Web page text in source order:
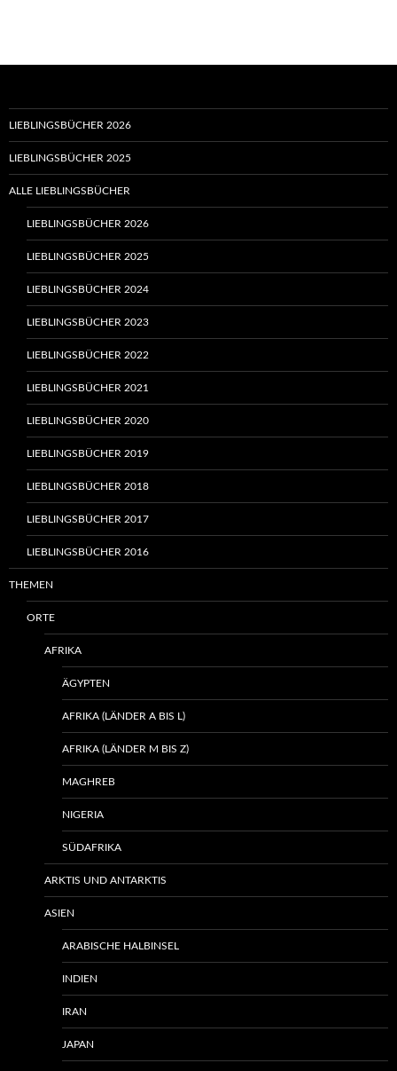
LIEBLINGSBÜCHER 2026
LIEBLINGSBÜCHER 2025
ALLE LIEBLINGSBÜCHER
LIEBLINGSBÜCHER 2026
LIEBLINGSBÜCHER 2025
LIEBLINGSBÜCHER 2024
LIEBLINGSBÜCHER 2023
LIEBLINGSBÜCHER 2022
LIEBLINGSBÜCHER 2021
LIEBLINGSBÜCHER 2020
LIEBLINGSBÜCHER 2019
LIEBLINGSBÜCHER 2018
LIEBLINGSBÜCHER 2017
LIEBLINGSBÜCHER 2016
THEMEN
ORTE
AFRIKA
ÄGYPTEN
AFRIKA (LÄNDER A BIS L)
AFRIKA (LÄNDER M BIS Z)
MAGHREB
NIGERIA
SÜDAFRIKA
ARKTIS UND ANTARKTIS
ASIEN
ARABISCHE HALBINSEL
INDIEN
IRAN
JAPAN